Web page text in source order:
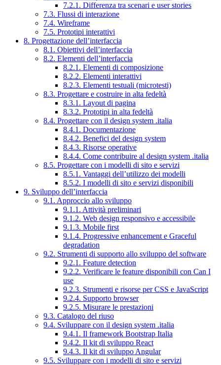
7.2.1. Differenza tra scenari e user stories
7.3. Flussi di interazione
7.4. Wireframe
7.5. Prototipi interattivi
8. Progettazione dell’interfaccia
8.1. Obiettivi dell’interfaccia
8.2. Elementi dell’interfaccia
8.2.1. Elementi di composizione
8.2.2. Elementi interattivi
8.2.3. Elementi testuali (microtesti)
8.3. Progettare e costruire in alta fedeltà
8.3.1. Layout di pagina
8.3.2. Prototipi in alta fedeltà
8.4. Progettare con il design system .italia
8.4.1. Documentazione
8.4.2. Benefici del design system
8.4.3. Risorse operative
8.4.4. Come contribuire al design system .italia
8.5. Progettare con i modelli di sito e servizi
8.5.1. Vantaggi dell’utilizzo dei modelli
8.5.2. I modelli di sito e servizi disponibili
9. Sviluppo dell’interfaccia
9.1. Approccio allo sviluppo
9.1.1. Attività preliminari
9.1.2. Web design responsivo e accessibile
9.1.3. Mobile first
9.1.4. Progressive enhancement e Graceful
degradation
9.2. Strumenti di supporto allo sviluppo del software
9.2.1. Feature detection
9.2.2. Verificare le feature disponibili con Can I
use
9.2.3. Strumenti e risorse per CSS e JavaScript
9.2.4. Supporto browser
9.2.5. Misurare le prestazioni
9.3. Catalogo del riuso
9.4. Sviluppare con il design system .italia
9.4.1. Il framework Bootstrap Italia
9.4.2. Il kit di sviluppo React
9.4.3. Il kit di sviluppo Angular
9.5. Sviluppare con i modelli di sito e servizi